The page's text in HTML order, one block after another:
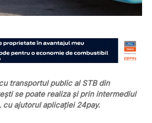
transportul public al STB din
se poate realiza și prin intermediul
ajutorul aplicației 24pay.